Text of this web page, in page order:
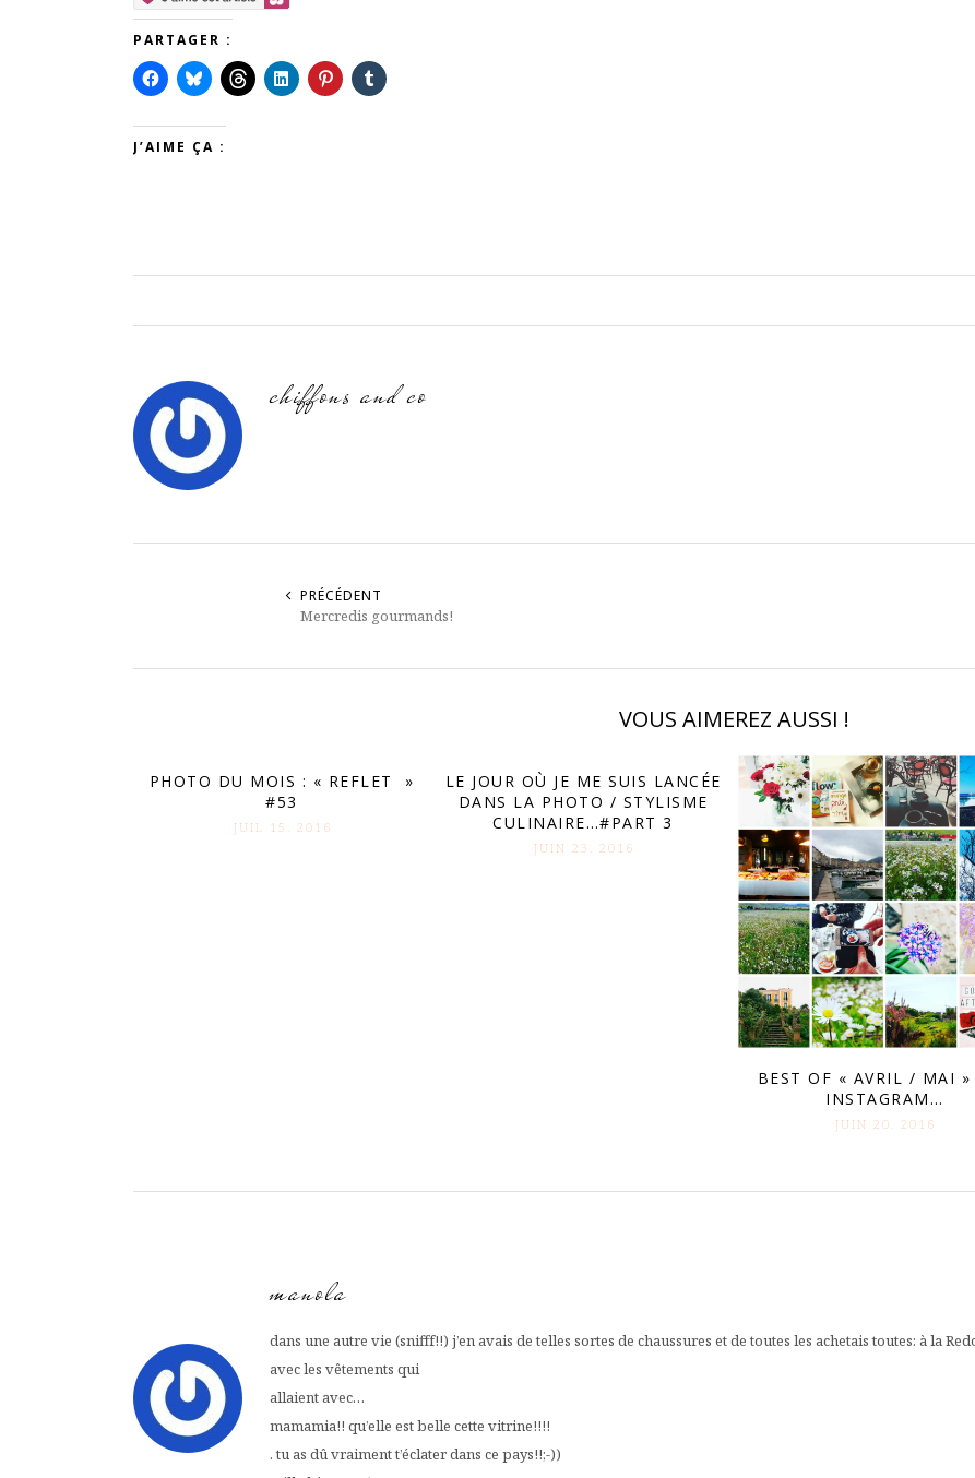
PARTAGER :
J’AIME ÇA :
chiffons and co
PRÉCÉDENT
Mercredis gourmands!
VOUS AIMEREZ AUSSI !
PHOTO DU MOIS : « REFLET »
#53
JUIL 15. 2016
LE JOUR OÙ JE ME SUIS LANCÉE
DANS LA PHOTO / STYLISME
CULINAIRE…#PART 3
JUIN 23. 2016
BEST OF « AVRIL / MAI »
INSTAGRAM…
JUIN 20. 2016
manola
dans une autre vie (snifff!!) j’en avais de telles sortes de chaussures et de toutes les achetais toutes: à la
avec les vêtements qui
allaient avec…
mamamia!! qu’elle est belle cette vitrine!!!!
. tu as dû vraiment t’éclater dans ce pays!!;-))